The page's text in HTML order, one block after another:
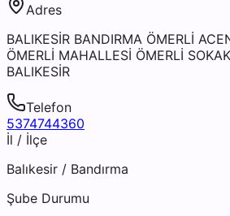
Adres
BALIKESİR BANDIRMA ÖMERLİ
ÖMERLİ MAHALLESİ ÖMERLİ
BALIKESİR
Telefon
5374744360
İl / İlçe
Balıkesir / Bandırma
Şube Durumu